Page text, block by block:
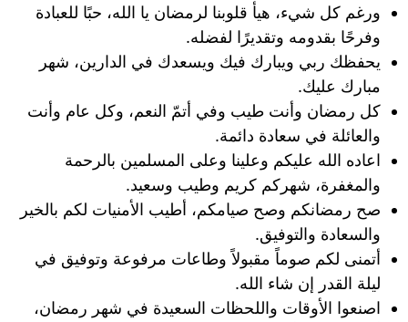
ورغم كل شيء، هيأ قلوبنا لرمضان يا الله، حبًا للعبادة
وفرحًا بقدومه وتقديرًا لفضله.
يحفظك ربي ويبارك فيك ويسعدك في الدارين، شهر
مبارك عليك.
كل رمضان وأنت طيب وفي أتمّ النعم، وكل عام وأنت
والعائلة في سعادة دائمة.
اعاده الله عليكم وعلينا وعلى المسلمين بالرحمة
والمغفرة، شهركم كريم وطيب وسعيد.
صح رمضانكم وصح صيامكم، أطيب الأمنيات لكم بالخير
والسعادة والتوفيق.
أتمنى لكم صوماً مقبولاً وطاعات مرفوعة وتوفيق في
ليلة القدر إن شاء الله.
اصنعوا الأوقات واللحظات السعيدة في شهر رمضان،